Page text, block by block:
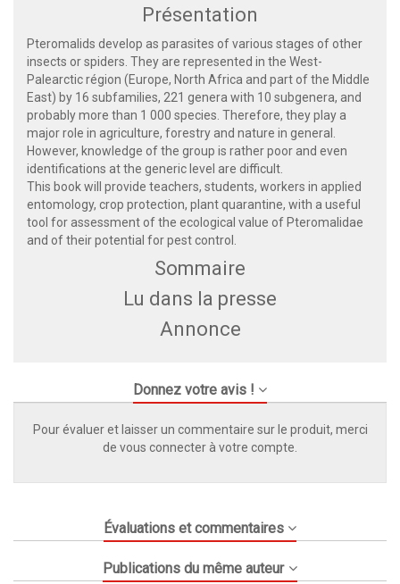
Présentation
Pteromalids develop as parasites of various stages of other
insects or spiders. They are represented in the West-
Palearctic région (Europe, North Africa and part of the Middle
East) by 16 subfamilies, 221 genera with 10 subgenera, and
probably more than 1 000 species. Therefore, they play a
major role in agriculture, forestry and nature in general.
However, knowledge of the group is rather poor and even
identifications at the generic level are difficult.
This book will provide teachers, students, workers in applied
entomology, crop protection, plant quarantine, with a useful
tool for assessment of the ecological value of Pteromalidae
and of their potential for pest control.
Sommaire
Lu dans la presse
Annonce
Donnez votre avis !
Pour évaluer et laisser un commentaire sur le produit, merci
de vous connecter à votre compte.
Évaluations et commentaires
Publications du même auteur